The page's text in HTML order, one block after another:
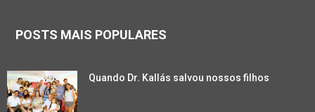
POSTS MAIS POPULARES
Quando Dr. Kallás salvou nossos filhos